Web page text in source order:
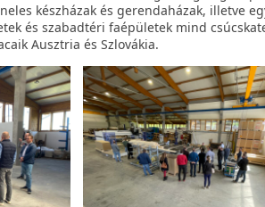
készházak és gerendaházak, illetve
és szabadtéri faépületek mind
Ausztria és Szlovákia.